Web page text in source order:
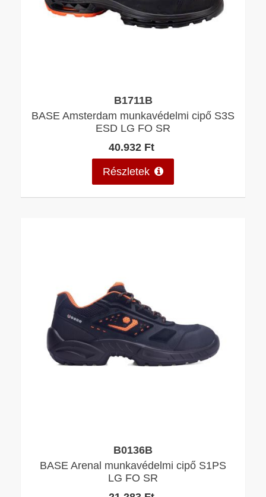
B1711B
BASE Amsterdam munkavédelmi cipő S3S
ESD LG FO SR
40.932 Ft
Részletek
B0136B
BASE Arenal munkavédelmi cipő S1PS
LG FO SR